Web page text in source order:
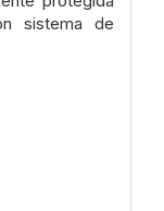
sistema de